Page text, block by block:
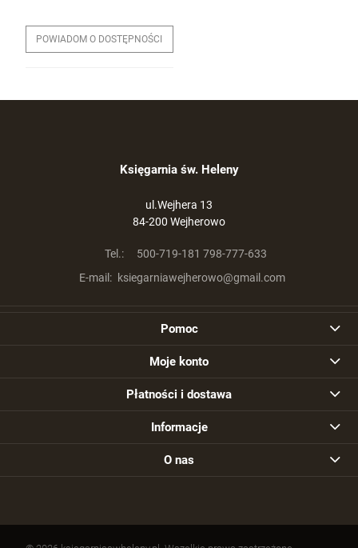
POWIADOM O DOSTĘPNOŚCI
Księgarnia św. Heleny
ul.Wejhera 13
84-200 Wejherowo
Tel.:
500-719-181 798-777-633
E-mail: ksiegarniawejherowo@gmail.com
Pomoc
Moje konto
Płatności i dostawa
Informacje
O nas